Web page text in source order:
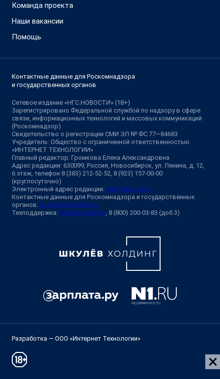
Команда проекта
Наши вакансии
Помощь
Контактные данные для Роскомнадзора
и государственных органов
Сетевое издание «НГС.НОВОСТИ» (18+)
Зарегистрировано Федеральной службой по надзору в сфере
связи, информационных технологий и массовых коммуникаций
(Роскомнадзор)
Свидетельство о регистрации СМИ ЭЛ № ФС 77—84683
Учредитель: Общество с ограниченной ответственностью
«ИНТЕРНЕТ ТЕХНОЛОГИИ»
Главный редактор: Громкова Елена Александровна
Адрес редакции: 630099, Россия, Новосибирск, ул. Ленина, д. 12,
6 этаж, телефон 8 (383) 212-52-52, 8 (923) 157-00-00
(круглосуточно)
Электронный адрес редакции: ngs@shkulev.ru
Контактные данные для Роскомнадзора и государственных
органов: juristnsk@shkulev.ru
Техподдержка: help@shkulev.ru , 8 (800) 200-03-83 (доб.3)
Разработка — ООО «Интернет Технологии»